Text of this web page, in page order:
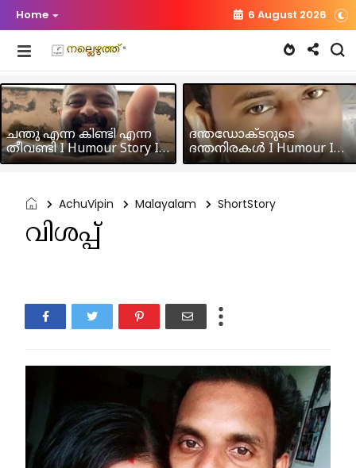
Home 6 August 2026
ചന്തു എന്ന കിണ്ടി എന്ന
തീവണ്ടി I Humour Story I
Rajeev Panicker
ദന്തഡോക്ടറുടെ
ദന്തനിരകൾ I Humour I
Hussain MK
AchuVipin Malayalam ShortStory
വിശപ്പ്